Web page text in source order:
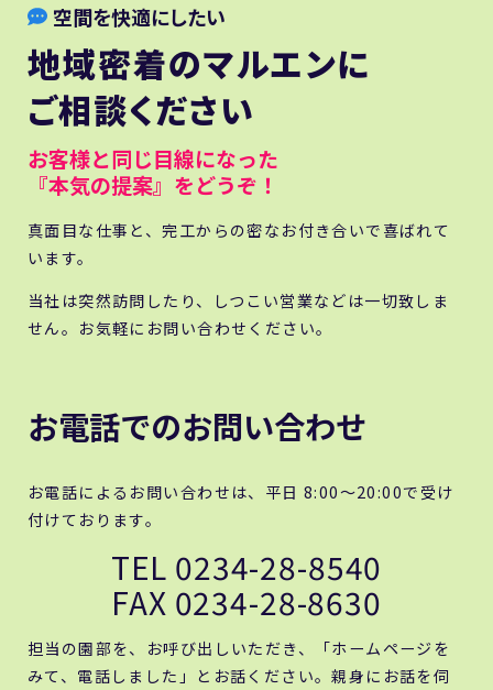
空間を快適にしたい
地域密着のマルエンに
ご相談ください
お客様と同じ目線になった
『本気の提案』をどうぞ！
真面目な仕事と、完工からの密なお付き合いで喜ばれて
います。
当社は突然訪問したり、しつこい営業などは一切致しま
せん。お気軽にお問い合わせください。
お電話でのお問い合わせ
お電話によるお問い合わせは、平日 8:00～20:00で受け
付けております。
TEL 0234-28-8540
FAX 0234-28-8630
担当の園部を、お呼び出しいただき、「ホームページを
みて、電話しました」とお話ください。親身にお話を伺